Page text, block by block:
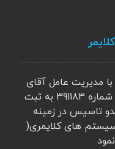
مدیریت عامل آقای
یوسف دمیرچی که از سال 1389 با شماره 391183 به ثبت
تاسیس در زمینه
های کلایمری(